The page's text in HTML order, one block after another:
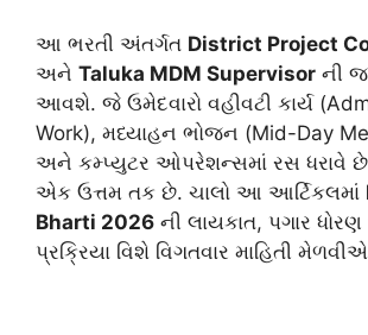
આ ભરતી અંતર્ગત District Project
અને Taluka MDM Supervisor ની
આવશે. જે ઉમેદવારો વહીવટી કાર્ય
Work), મધ્યાહન ભોજન (Mid-Day
અને કમ્પ્યુટર ઓપરેશન્સમાં રસ ધરાવે
એક ઉત્તમ તક છે. ચાલો આ આર્ટિકલમાં
Bharti 2026 ની લાયકાત, પગાર
પ્રક્રિયા વિશે વિગતવાર માહિતી